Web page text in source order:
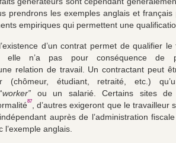
prendrons les exemples anglais et
empiriques qui permettent une
d’un contrat permet de qualifier
elle n’a pas pour conséquence de
relation de travail. Un contractant peut
(chômeur, étudiant, retraité, etc.)
worker” ou un salarié. Certains sites de
87
, d’autres exigeront que le travailleur
auprès de l’administration
anglais.